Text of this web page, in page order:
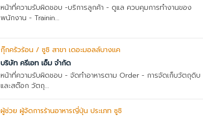
หน้าที่ความรับผิดชอบ -บริการลูกค้า - ดูแล ควบคุมการทำงานของ
พนักงาน - Trainin...
กุ๊กครัวร้อน / ซูชิ สาขา เดอะมอลล์บางแค
บริษัท ครีเอท เอ็ม จำกัด
หน้าที่ความรับผิดชอบ - จัดทำอาหารตาม Order - การจัดเก็บวัตถุดิบ
และสต๊อก วัตถุ...
ผู้ช่วย ผู้จัดการร้านอาหารญี่ปุ่น ประเภท ซูชิ